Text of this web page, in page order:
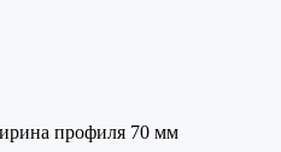
профиля 70 мм